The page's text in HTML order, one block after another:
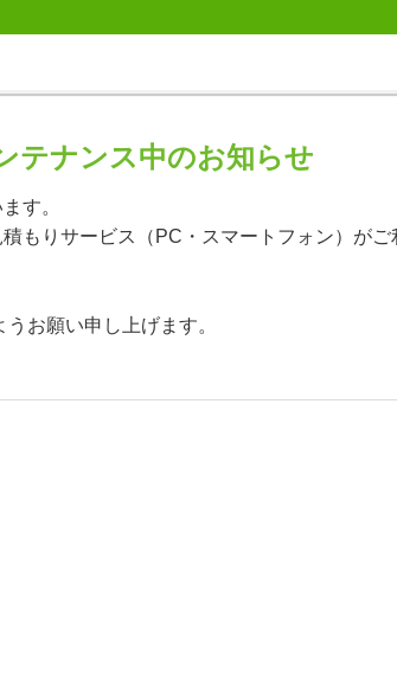
テナンス中のお知らせ
す。
もりサービス（PC・スマートフォン）が
お願い申し上げます。